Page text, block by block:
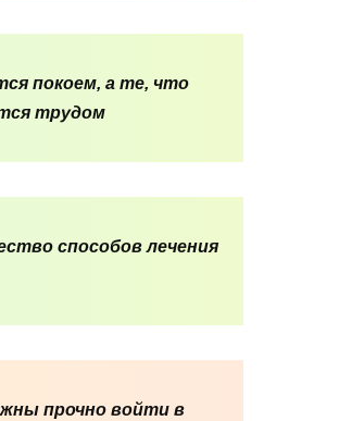
покоем, а те, что
трудом
способов лечения
прочно войти в